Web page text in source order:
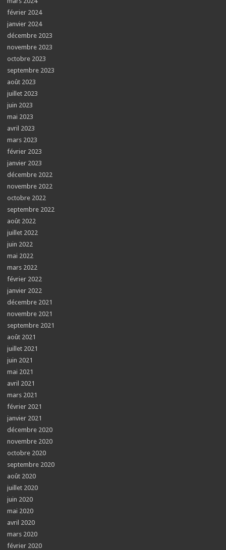
février 2024
janvier 2024
décembre 2023
novembre 2023
octobre 2023
septembre 2023
août 2023
juillet 2023
juin 2023
mai 2023
avril 2023
mars 2023
février 2023
janvier 2023
décembre 2022
novembre 2022
octobre 2022
septembre 2022
août 2022
juillet 2022
juin 2022
mai 2022
mars 2022
février 2022
janvier 2022
décembre 2021
novembre 2021
septembre 2021
août 2021
juillet 2021
juin 2021
mai 2021
avril 2021
mars 2021
février 2021
janvier 2021
décembre 2020
novembre 2020
octobre 2020
septembre 2020
août 2020
juillet 2020
juin 2020
mai 2020
avril 2020
mars 2020
février 2020